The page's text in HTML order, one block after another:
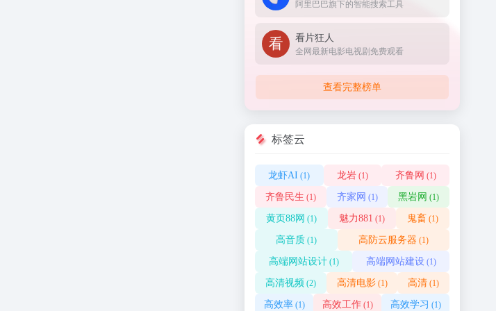
阿里巴巴旗下的智能搜索工具
看片狂人
全网最新电影电视剧免费观看
查看完整榜单
标签云
龙虾AI (1) 龙岩 (1) 齐鲁网 (1)
齐鲁民生 (1) 齐家网 (1) 黑岩网 (1)
黄页88网 (1) 魅力881 (1) 鬼畜 (1)
高音质 (1) 高防云服务器 (1)
高端网站设计(1) 高端网站建设(1)
高清视频 (2) 高清电影(1) 高清 (1)
高效率(1) 高效工作(1) 高效学习 (1)